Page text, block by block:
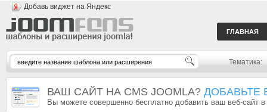
Добавь виджет на Яндекс
ГЛАВНАЯ
Тематика:
ВАШ САЙТ НА CMS JOOMLA? ДОБАВЬТЕ
Вы можете совершенно бесплатно добавить ваш веб-сайт